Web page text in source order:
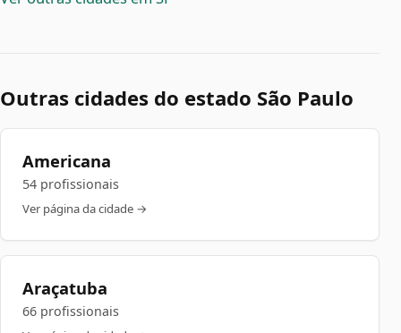
Outras cidades do estado São Paulo
Americana
54 profissionais
Ver página da cidade →
Araçatuba
66 profissionais